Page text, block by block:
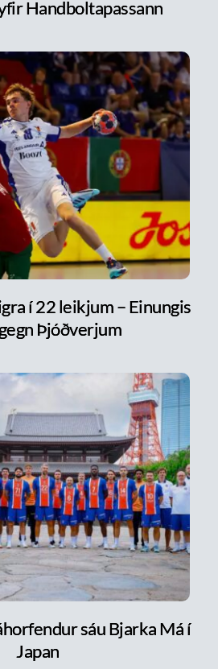
Handboltapassann
í 22 leikjum – Einungis
Þjóðverjum
sáu Bjarka Má í
Japan